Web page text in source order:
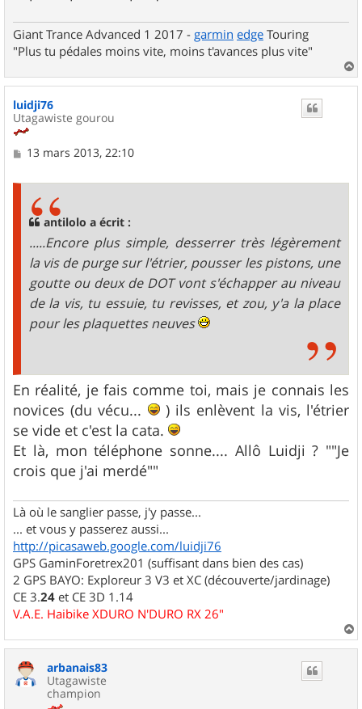
Giant Trance Advanced 1 2017 - garmin edge Touring
"Plus tu pédales moins vite, moins t'avances plus vite"
a
u
luidji76
Utagawiste gourou
M13 mars 2013, 22:10
antilolo a écrit :
.....Encore plus simple, desserrer très légèrement
la vis de purge sur l'étrier, pousser les pistons, une
goutte ou deux de DOT vont s'échapper au niveau
de la vis, tu essuie, tu revisses, et zou, y'a la place
pour les plaquettes neuves
En réalité, je fais comme toi, mais je connais les
novices (du vécu...
) ils enlèvent la vis, l'étrier
se vide et c'est la cata.
Et là, mon téléphone sonne.... Allô Luidji ? ""Je
crois que j'ai merdé""
Là où le sanglier passe, j'y passe...
... et vous y passerez aussi...
http://picasaweb.google.com/luidji76
GPS GaminForetrex201 (suffisant dans bien des cas)
2 GPS BAYO: Exploreur 3 V3 et XC (découverte/jardinage)
CE 3.24 et CE 3D 1.14
V.A.E. Haibike XDURO N'DURO RX 26"
a
arbanais83
Utagawiste
champion